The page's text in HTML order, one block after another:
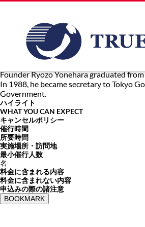
Founder Ryozo Yonehara graduated
In 1988, he became secretary to Tokyo
Government.
ハイライト
WHAT YOU CAN EXPECT
キャンセルポリシー
催行時間
所要時間
実施場所・訪問地
最小催行人数
名
料金に含まれる内容
料金に含まれない内容
申込みの際の諸注意
BOOKMARK